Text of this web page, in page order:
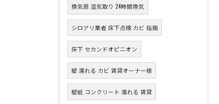
換気扇 湿気取り 24時間換気
シロアリ業者 床下点検 カビ 指摘
床下 セカンドオピニオン
壁 濡れる カビ 賃貸オーナー様
壁紙 コンクリート 濡れる 賃貸